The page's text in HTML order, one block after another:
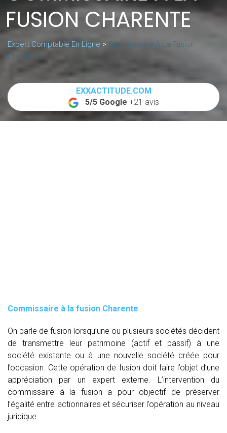
FUSION CHARENTE
Expert Comptable En Ligne > Commissaire À La Fusion
Charente
EXXACTITUDE.COM
5/5 Google +21 avis
Commissaire à la fusion Charente
On parle de fusion lorsqu’une ou plusieurs sociétés décident
de transmettre leur patrimoine (actif et passif) à une
société existante ou à une nouvelle société créée pour
l’occasion. Cette opération de fusion doit faire l’objet d’une
appréciation par un expert externe. L’intervention du
commissaire à la fusion
a pour objectif de préserver
l’égalité entre actionnaires et sécuriser l’opération au niveau
juridique.